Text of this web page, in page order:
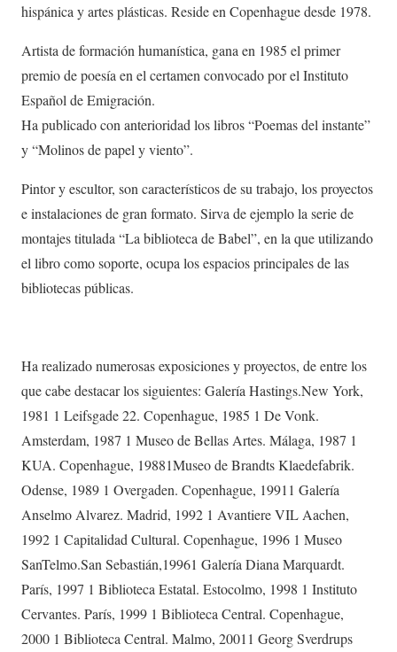
hispánica y artes plásticas. Reside en Copenhague desde 1978.
Artista de formación humanística, gana en 1985 el primer
premio de poesía en el certamen convocado por el Instituto
Español de Emigración.
Ha publicado con anterioridad los libros “Poemas del instante”
y “Molinos de papel y viento”.
Pintor y escultor, son característicos de su trabajo, los proyectos
e instalaciones de gran formato. Sirva de ejemplo la serie de
montajes titulada “La biblioteca de Babel”, en la que utilizando
el libro como soporte, ocupa los espacios principales de las
bibliotecas públicas.
Ha realizado numerosas exposiciones y proyectos, de entre los
que cabe destacar los siguientes: Galería Hastings.New York,
1981 1 Leifsgade 22. Copenhague, 1985 1 De Vonk.
Amsterdam, 1987 1 Museo de Bellas Artes. Málaga, 1987 1
KUA. Copenhague, 19881Museo de Brandts Klaedefabrik.
Odense, 1989 1 Overgaden. Copenhague, 19911 Galería
Anselmo Alvarez. Madrid, 1992 1 Avantiere VIL Aachen,
1992 1 Capitalidad Cultural. Copenhague, 1996 1 Museo
SanTelmo.San Sebastián,19961 Galería Diana Marquardt.
París, 1997 1 Biblioteca Estatal. Estocolmo, 1998 1 Instituto
Cervantes. París, 1999 1 Biblioteca Central. Copenhague,
2000 1 Biblioteca Central. Malmo, 20011 Georg Sverdrups